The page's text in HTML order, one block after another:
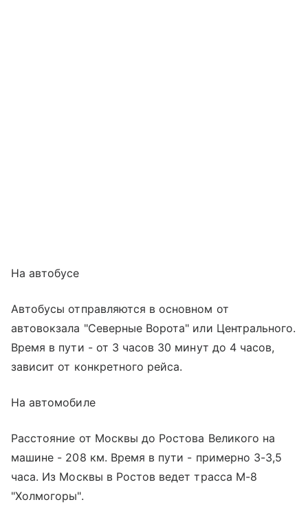
На автобусе
Автобусы отправляются в основном от
автовокзала "Северные Ворота" или Центрального.
Время в пути - от 3 часов 30 минут до 4 часов,
зависит от конкретного рейса.
На автомобиле
Расстояние от Москвы до Ростова Великого на
машине - 208 км. Время в пути - примерно 3-3,5
часа. Из Москвы в Ростов ведет трасса М-8
"Холмогоры".